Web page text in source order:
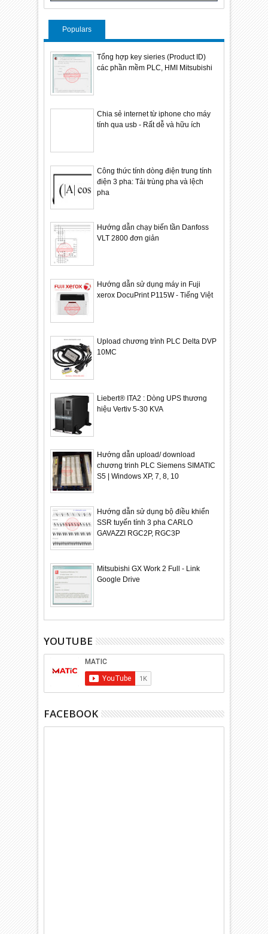
Populars
Tổng hợp key sieries (Product ID)
các phần mềm PLC, HMI Mitsubishi
Chia sẻ internet từ iphone cho máy
tính qua usb - Rất dễ và hữu ích
Công thức tính dòng điện trung tính
điện 3 pha: Tải trùng pha và lệch
pha
Hướng dẫn chạy biến tần Danfoss
VLT 2800 đơn giản
Hướng dẫn sử dụng máy in Fuji
xerox DocuPrint P115W - Tiếng Việt
Upload chương trình PLC Delta DVP
10MC
Liebert® ITA2 : Dòng UPS thương
hiệu Vertiv 5-30 KVA
Hướng dẫn upload/ download
chương trinh PLC Siemens SIMATIC
S5 | Windows XP, 7, 8, 10
Hướng dẫn sử dụng bộ điều khiển
SSR tuyến tính 3 pha CARLO
GAVAZZI RGC2P, RGC3P
Mitsubishi GX Work 2 Full - Link
Google Drive
YOUTUBE
FACEBOOK